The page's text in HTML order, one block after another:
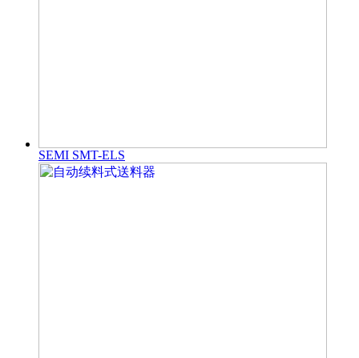
SEMI SMT-ELS